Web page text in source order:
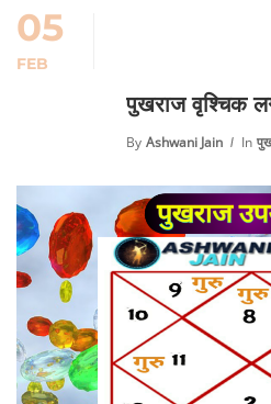
05
FEB
पुखराज वृश्चिक
By Ashwani Jain In